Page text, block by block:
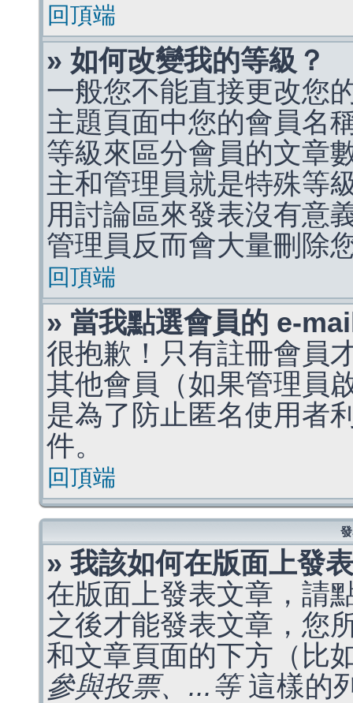
回頂端
» 如何改變我的等級？
一般您不能直接更改您
主題頁面中您的會員名
等級來區分會員的文章
主和管理員就是特殊等
用討論區來發表沒有意
管理員反而會大量刪除
回頂端
» 當我點選會員的 e-
很抱歉！只有註冊會員
其他會員（如果管理員
是為了防止匿名使用者
件。
回頂端
» 我該如何在版面上發
在版面上發表文章，請
之後才能發表文章，您
和文章頁面的下方（比
參與投票、...等這樣的